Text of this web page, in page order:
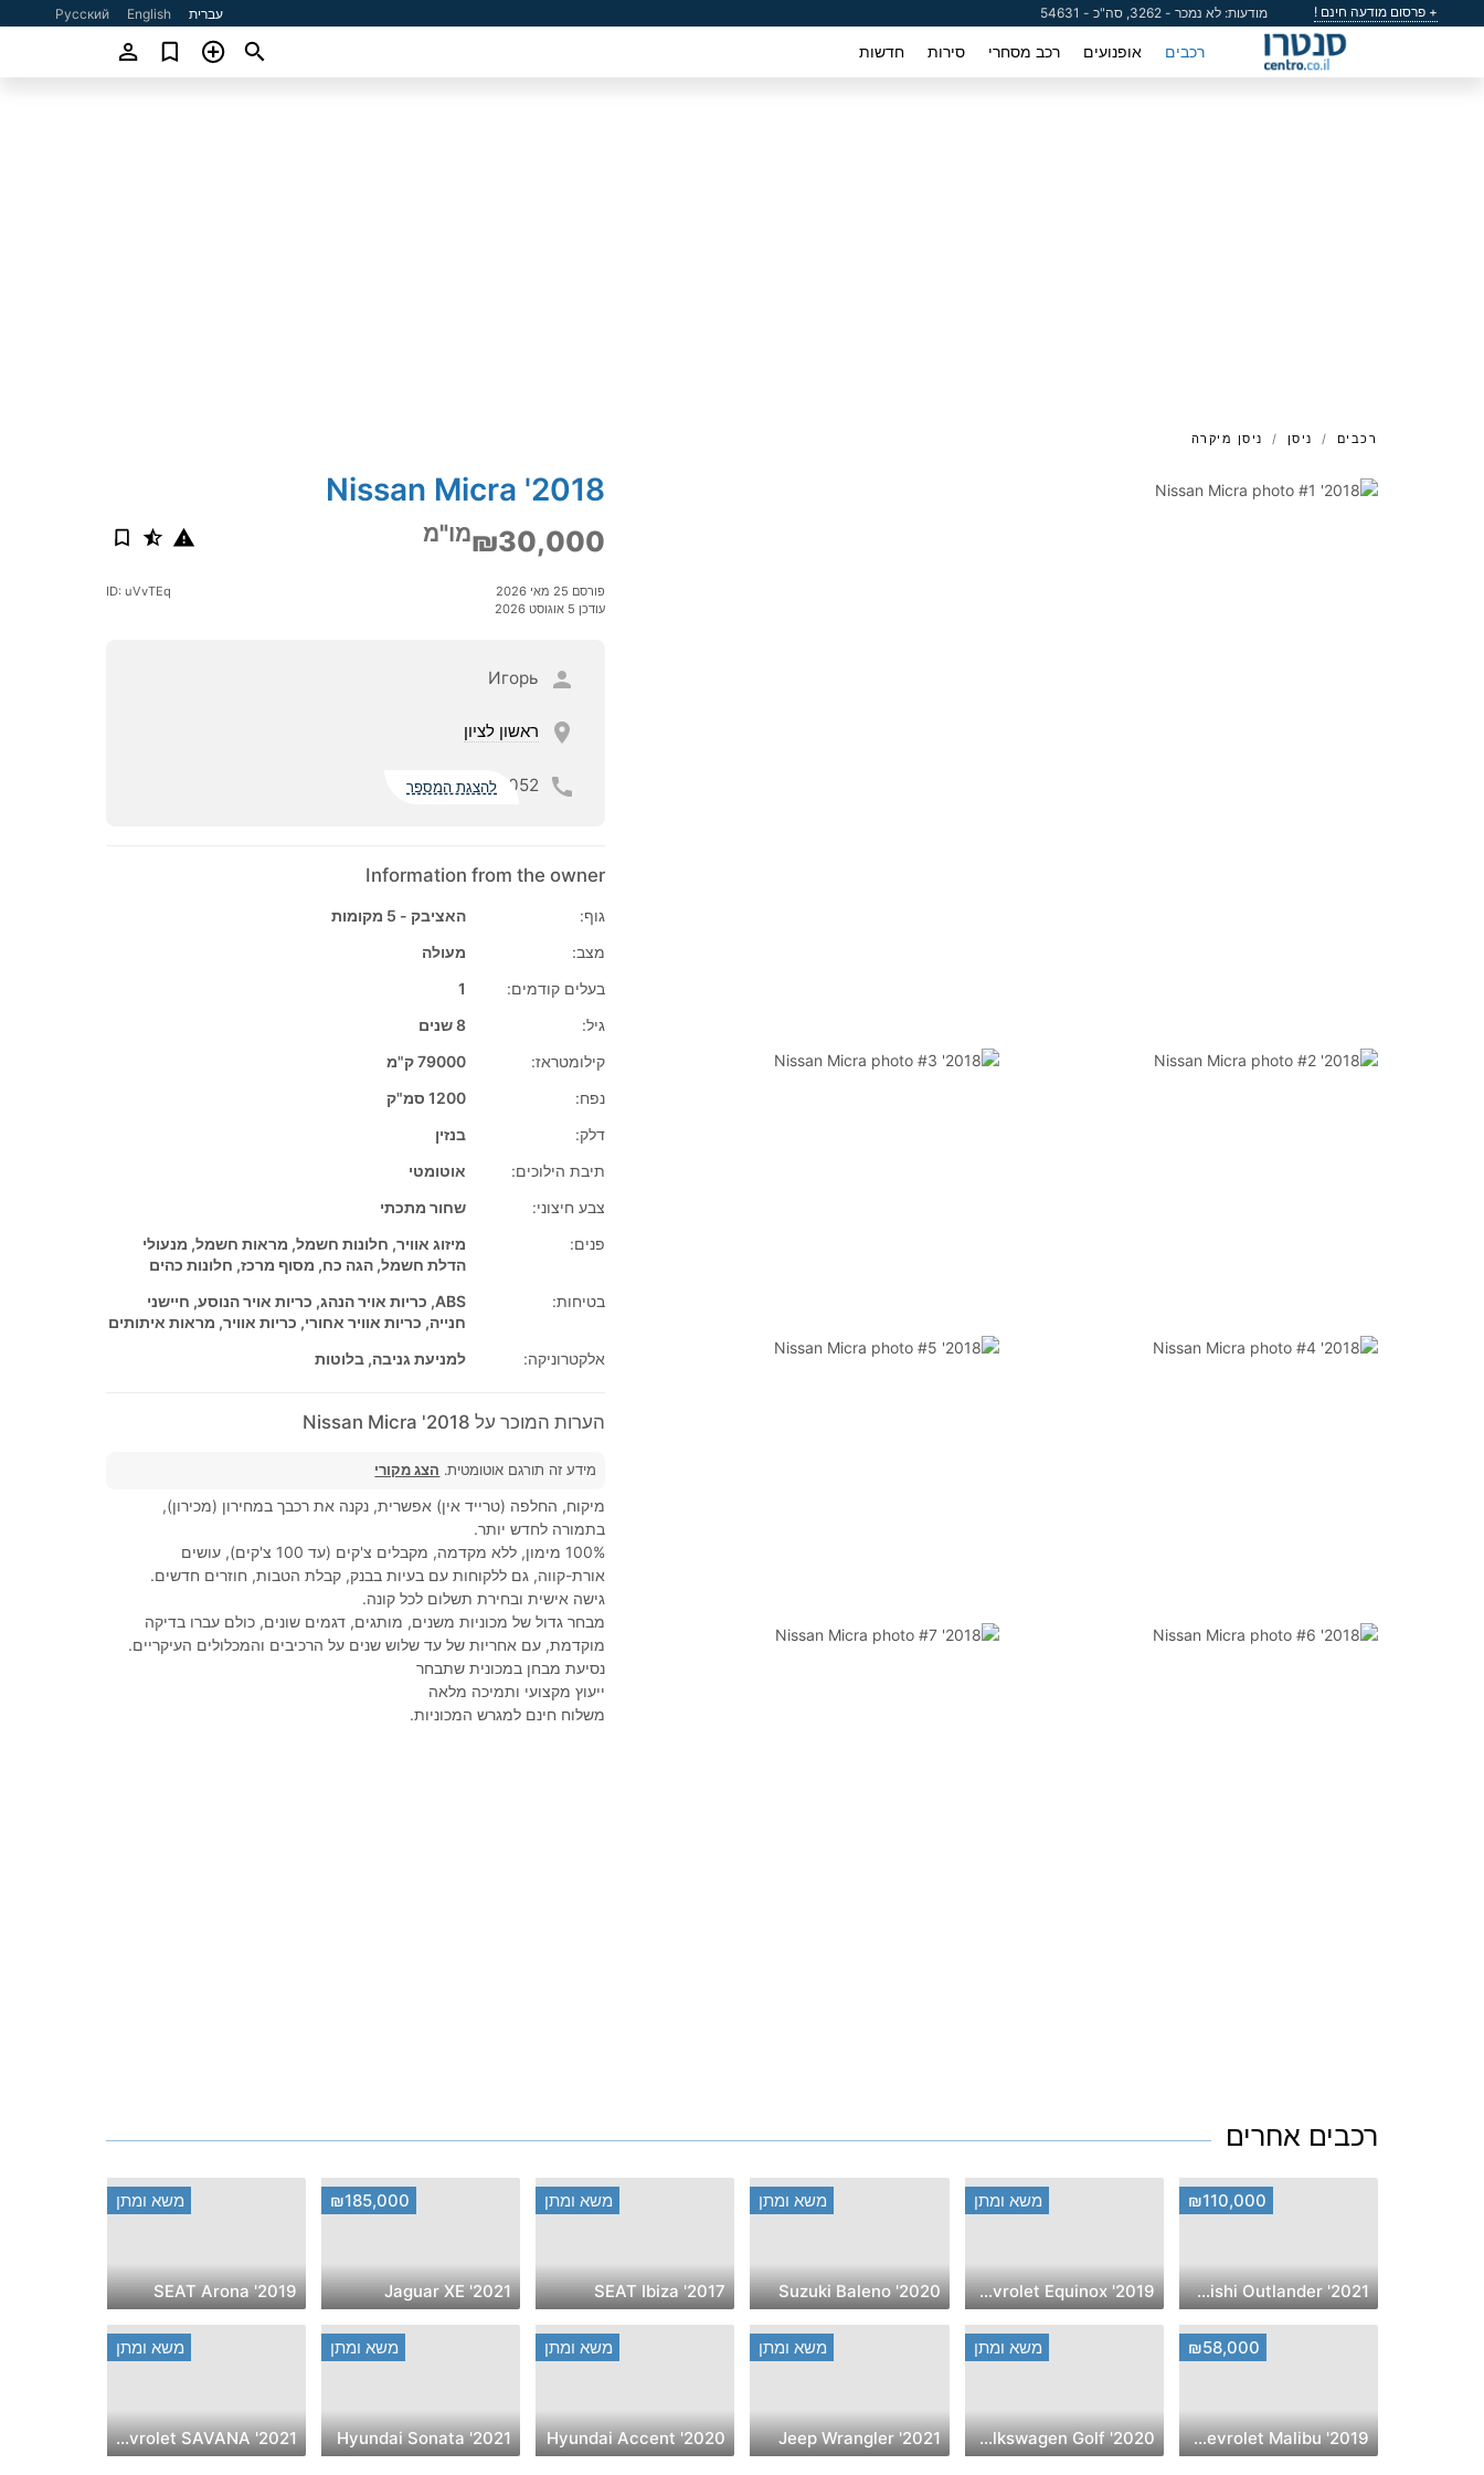
+ פרסום מודעה חינם ! מודעות: לא נמכר - 3262, סה"כ - 54631 עברית English
Русский
רכבים אופנועים רכב מסחרי סירות חדשות
רכבים ניסן ניסן מיקרה
2018' Nissan Micra
₪30,000מו"מ
פורסם 25 מאי 2026
עודכן 5 אוגוסט 2026
ID: uVvTEq
Игорь
ראשון לציון
052 להצגת המספר
Information from the owner
גוף:
האציבק - 5 מקומות
מצב:
מעולה
בעלים קודמים:
1
גיל:
8 שנים
קילומטראז:
79000 ק"מ
נפח:
1200 סמ"ק
דלק:
בנזין
תיבת הילוכים:
אוטומטי
צבע חיצוני:
שחור מתכתי
פנים:
מיזוג אוויר, חלונות חשמל, מראות חשמל, מנעולי
הדלת חשמל, הגה כח, מסוף מרכז, חלונות כהים
בטיחות:
ABS, כריות אויר הנהג, כריות אויר הנוסע, חיישני
חנייה, כריות אוויר אחורי, כריות אוויר, מראות איתותים
אלקטרוניקה:
למניעת גניבה, בלוטות
הערות המוכר על 2018' Nissan Micra
מידע זה תורגם אוטומטית. הצג מקורי
מיקוח, החלפה (טרייד אין) אפשרית, נקנה את רכבך במחירון (מכירון),
בתמורה לחדש יותר.
100% מימון, ללא מקדמה, מקבלים צ'קים (עד 100 צ'קים), עושים
אורת-קווה, גם ללקוחות עם בעיות בבנק, קבלת הטבות, חוזרים חדשים.
גישה אישית ובחירת תשלום לכל קונה.
מבחר גדול של מכוניות משנים, מותגים, דגמים שונים, כולם עברו בדיקה
מוקדמת, עם אחריות של עד שלוש שנים על הרכיבים והמכלולים העיקריים.
נסיעת מבחן במכונית שתבחר
ייעוץ מקצועי ותמיכה מלאה
משלוח חינם למגרש המכוניות.
רכבים אחרים
₪110,000
2021' Mitsubishi Outlander
משא ומתן
2019' Chevrolet Equinox
משא ומתן
2020' Suzuki Baleno
משא ומתן
2017' SEAT Ibiza
₪185,000
2021' Jaguar XE
משא ומתן
2019' SEAT Arona
₪58,000
2019' Chevrolet Malibu
משא ומתן
2020' Volkswagen Golf
משא ומתן
2021' Jeep Wrangler
משא ומתן
2020' Hyundai Accent
משא ומתן
2021' Hyundai Sonata
משא ומתן
2021' Chevrolet SAVANA